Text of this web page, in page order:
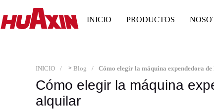
INICIO PRODUCTOS
INICIO > Blog Cómo elegir la máquina expendedora
Cómo elegir la máquina
alquilar